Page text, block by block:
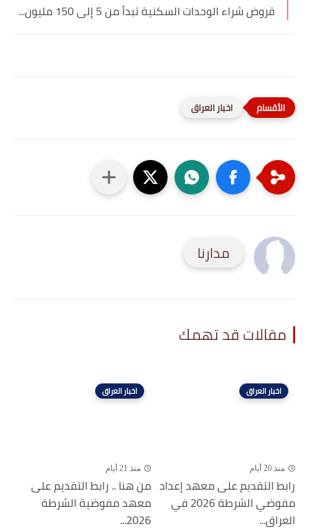
قروض شراء الوحدات السكنية تبدأ من 5 إلى 150 مليون...
اخبار العراق
مدارنا
مقالات قد تهمك
اخبار العراق
منذ 20 أيام
رابط التقديم على معهد إعداد
مفوضي الشرطة 2026 في
العراق...
اخبار العراق
منذ 21 أيام
من هنا .. رابط التقديم على
معهد مفوضية الشرطة
2026...